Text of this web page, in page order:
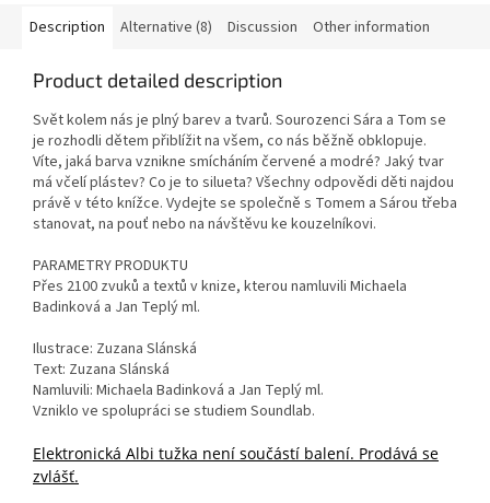
Description Alternative (8) Discussion Other information
Product detailed description
Svět kolem nás je plný barev a tvarů. Sourozenci Sára a Tom se
je rozhodli dětem přiblížit na všem, co nás běžně obklopuje.
Víte, jaká barva vznikne smícháním červené a modré? Jaký tvar
má včelí plástev? Co je to silueta? Všechny odpovědi děti najdou
právě v této knížce. Vydejte se společně s Tomem a Sárou třeba
stanovat, na pouť nebo na návštěvu ke kouzelníkovi.
PARAMETRY PRODUKTU
Přes 2100 zvuků a textů v knize, kterou namluvili Michaela
Badinková a Jan Teplý ml.
Ilustrace: Zuzana Slánská
Text: Zuzana Slánská
Namluvili: Michaela Badinková a Jan Teplý ml.
Vzniklo ve spolupráci se studiem Soundlab.
Elektronická Albi tužka není součástí balení. Prodává se
zvlášť.